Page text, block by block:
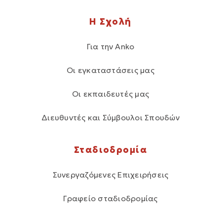
Η Σχολή
Για την Anko
Οι εγκαταστάσεις μας
Οι εκπαιδευτές μας
Διευθυντές και Σύμβουλοι Σπουδών
Σταδιοδρομία
Συνεργαζόμενες Επιχειρήσεις
Γραφείο σταδιοδρομίας